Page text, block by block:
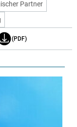
Partner
(PDF)